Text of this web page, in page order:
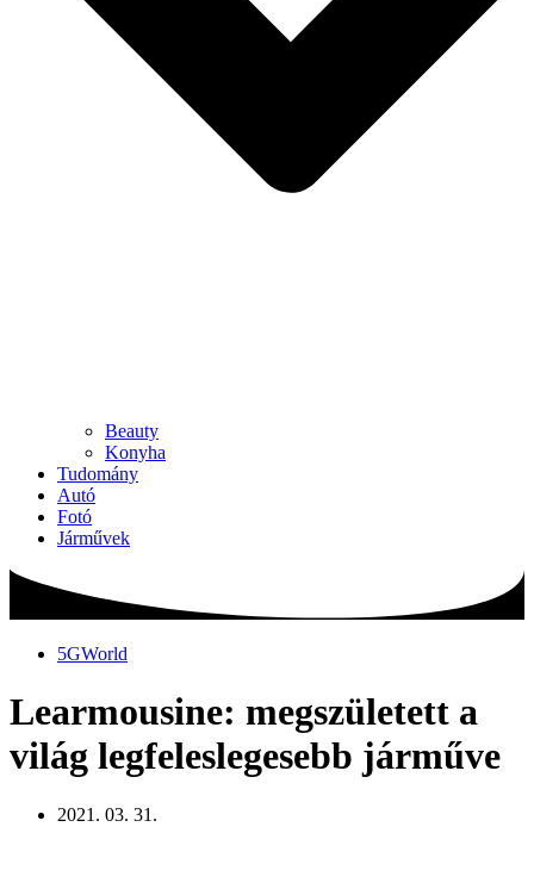
Beauty
Konyha
Tudomány
Autó
Fotó
Járművek
5GWorld
Learmousine: megszületett a
világ legfeleslegesebb járműve
2021. 03. 31.